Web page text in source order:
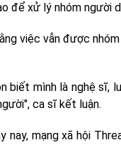
để xử lý nhóm người
việc vẫn được
biết mình là nghệ sĩ,
ca sĩ kết luận.
nay, mạng xã hội